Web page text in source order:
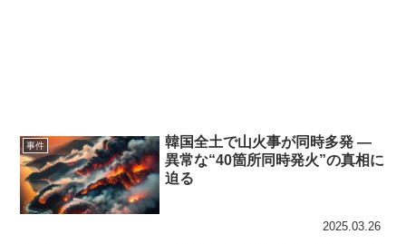
事件
韓国全土で山火事が同時多発 ―
異常な“40箇所同時発火”の真相に
迫る
2025.03.26